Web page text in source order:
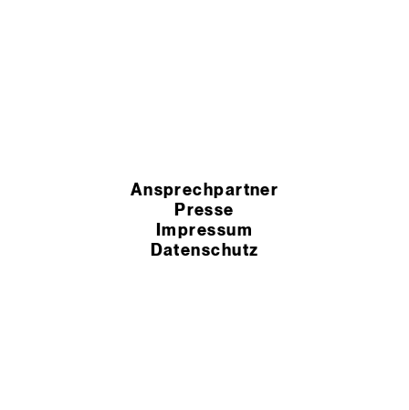
Ansprechpartner
Presse
Impressum
Datenschutz